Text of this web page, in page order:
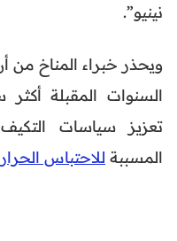
نينيو”.
ويحذر خبراء المناخ من
السنوات المقبلة
تعزيز سياسات التكيف
المسببة للاحتباس